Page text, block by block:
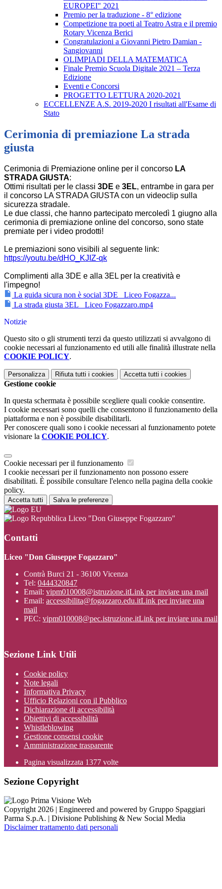
EUROPEI" 2021
Premio per la traduzione - 8° edizione
Competizione tra poeti al Teatro Astra e il premio
Rotary Vicenza Berici
Congratulazioni a Giovanni Pietro Damian -
Sangiovanni
OLIMPIADI DELLA MATEMATICA
Finale Premio Scuola Digitale 2021 – Terza
Edizione
Eventi e Concorsi
PROGETTO LETTURA 2020-2021
ECCELLENZE A.S. 2019-2020 I risultati all'Esame di
Stato
Cerimonia di premiazione La strada
giusta
Cerimonia di Premiazione online per il concorso LA
STRADA GIUSTA:
Ottimi risultati per le classi 3DE e 3EL, entrambe in gara per
il concorso LA STRADA GIUSTA con un videoclip sulla
sicurezza stradale.
Le due classi, che hanno partecipato mercoledì 1 giugno alla
cerimonia di premiazione online del concorso, sono state
premiate per i video prodotti!
Le premiazioni sono visibili al seguente link:
https://youtu.be/dHO_KJIZ-qk
Complimenti alla 3DE e alla 3EL per la creatività e
l'impegno!
La guida sicura non è social 3DE_ Liceo Fogazza...
La strada giusta 3EL_ Liceo Fogazzaro.mp4
Notizie
Questo sito o gli strumenti terzi da questo utilizzati si avvalgono di
cookie necessari al funzionamento ed utili alle finalità illustrate nella
COOKIE POLICY.
Personalizza Rifiuta tutti i cookies Accetta tutti i cookies
Gestione cookie
In questa schermata è possibile scegliere quali cookie consentire.
I cookie necessari sono quelli che consentono il funzionamento della
piattaforma e non è possibile disabilitarli.
Per conoscere quali sono i cookie necessari al funzionamento potete
visionare la COOKIE POLICY.
Cookie necessari per il funzionamento
I cookie necessari per il funzionamento non possono essere
disabilitati. È possibile consultare l'elenco nella pagina della cookie
policy.
Accetta tutti Salva le preferenze
Liceo "Don Giuseppe Fogazzaro"
Contatti
Liceo "Don Giuseppe Fogazzaro"
Contrà Burci 21 - 36100 Vicenza
Tel: 0444320847
Email: vipm010008@istruzione.itLink per inviare una mail
Email: accessibilita@fogazzaro.edu.itLink per inviare una
mail
PEC: vipm010008@pec.istruzione.itLink per inviare una mail
Sezione Link Utili
Cookie policy
Note legali
Informativa Privacy
Ufficio Relazioni con il Pubblico
Dichiarazione di accessibilità
Obiettivi di accessibilità
Whistleblowing
Gestione consensi cookie
Amministrazione trasparente
Pagina visualizzata 1377 volte
Sezione Copyright
Copyright 2026 | Engineered and powered by Gruppo Spaggiari
Parma S.p.A. | Divisione Publishing & New Social Media
Disclaimer trattamento dati personali